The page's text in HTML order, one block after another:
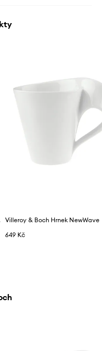
Villeroy & Boch Hrnek NewWave
649 Kč